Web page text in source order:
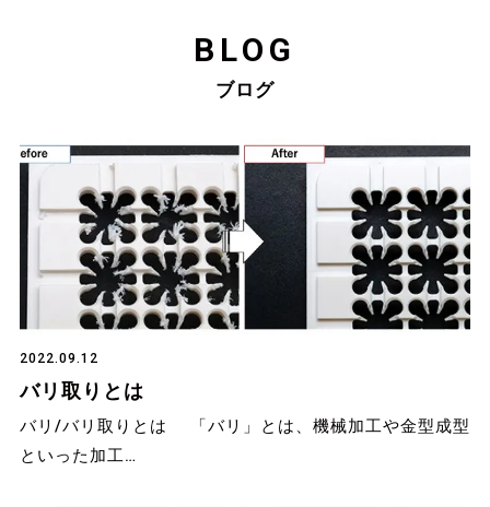
BLOG
ブログ
2022.09.12
バリ取りとは
バリ/バリ取りとは 「バリ」とは、機械加工や金型成型
といった加工…